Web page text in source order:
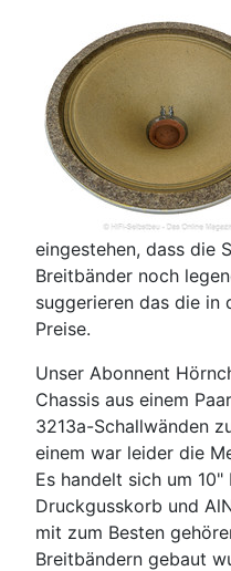
eingestehen, dass die
Breitbänder noch
suggerieren das die in
Preise.
Unser Abonnent
Chassis aus einem
3213a-Schallwänden
einem war leider die
Es handelt sich um
Druckgusskorb und
mit zum Besten
Breitbändern gebaut